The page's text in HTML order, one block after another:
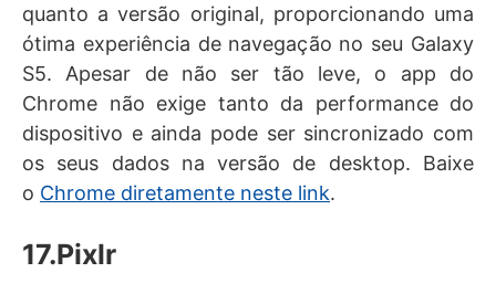
quanto a versão original, proporcionando uma
ótima experiência de navegação no seu Galaxy
S5. Apesar de não ser tão leve, o app do
Chrome não exige tanto da performance do
dispositivo e ainda pode ser sincronizado com
os seus dados na versão de desktop. Baixe
o Chrome diretamente neste link.
17.Pixlr